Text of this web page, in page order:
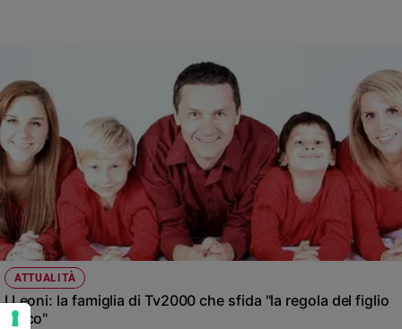
ATTUALITÀ
I Leoni: la famiglia di Tv2000 che sfida "la regola del figlio
unico"